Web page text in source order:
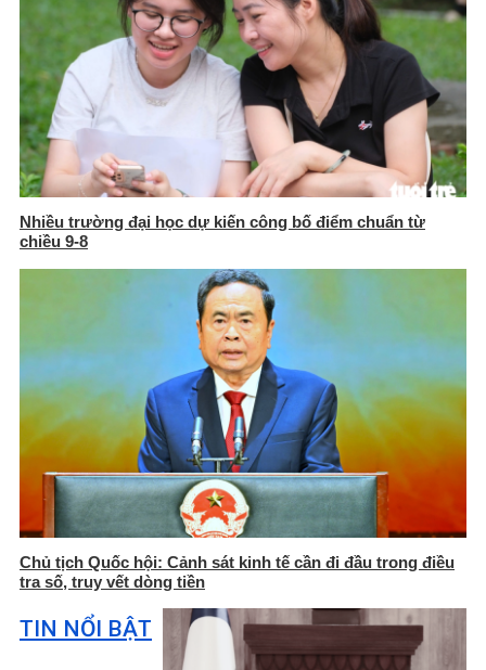
Nhiều trường đại học dự kiến công bố điểm chuẩn từ
chiều 9-8
Chủ tịch Quốc hội: Cảnh sát kinh tế cần đi đầu trong điều
tra số, truy vết dòng tiền
TIN NỔI BẬT